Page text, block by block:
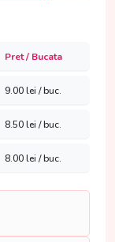
Pret / Bucata
9.00lei / buc.
8.50lei / buc.
8.00lei / buc.